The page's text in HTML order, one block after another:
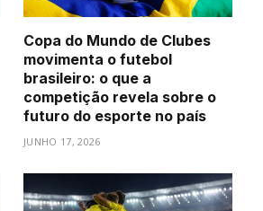
Copa do Mundo de Clubes
movimenta o futebol
brasileiro: o que a
competição revela sobre o
futuro do esporte no país
JUNHO 17, 2026